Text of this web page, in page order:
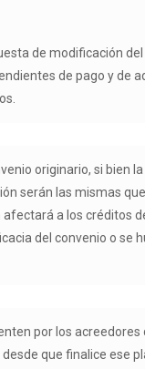
de modificación
de pago y de
originario, si bien
serán las mismas
a los créditos
del convenio o se
por los
que finalice ese